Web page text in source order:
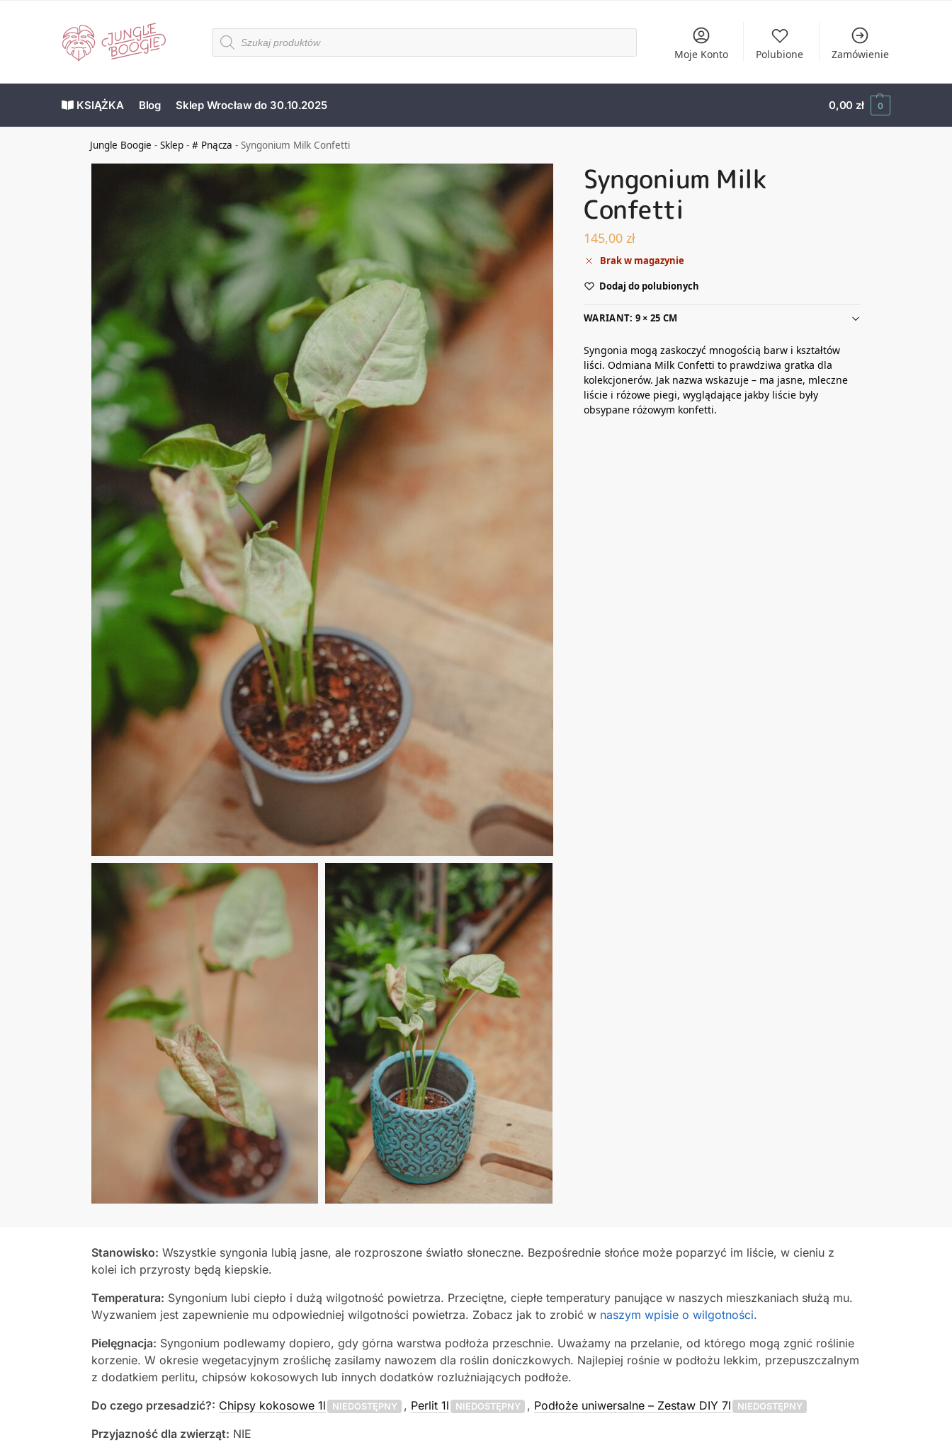
Moje Konto Polubione Zamówienie
KSIĄŻKA Blog Sklep Wrocław do 30.10.2025 0,00 zł 0
Jungle Boogie -Sklep -# Pnącza -Syngonium Milk Confetti
Syngonium Milk
Confetti
145,00 zł
Brak w magazynie
Dodaj do polubionych
WARIANT: 9 × 25 CM
Syngonia mogą zaskoczyć mnogością barw i kształtów
liści. Odmiana Milk Confetti to prawdziwa gratka dla
kolekcjonerów. Jak nazwa wskazuje – ma jasne, mleczne
liście i różowe piegi, wyglądające jakby liście były
obsypane różowym konfetti.
Stanowisko: Wszystkie syngonia lubią jasne, ale rozproszone światło słoneczne. Bezpośrednie słońce może poparzyć im liście, w cieniu z
kolei ich przyrosty będą kiepskie.
Temperatura: Syngonium lubi ciepło i dużą wilgotność powietrza. Przeciętne, ciepłe temperatury panujące w naszych mieszkaniach służą mu.
Wyzwaniem jest zapewnienie mu odpowiedniej wilgotności powietrza. Zobacz jak to zrobić w naszym wpisie o wilgotności.
Pielęgnacja: Syngonium podlewamy dopiero, gdy górna warstwa podłoża przeschnie. Uważamy na przelanie, od którego mogą zgnić roślinie
korzenie. W okresie wegetacyjnym zroślichę zasilamy nawozem dla roślin doniczkowych. Najlepiej rośnie w podłożu lekkim, przepuszczalnym
z dodatkiem perlitu, chipsów kokosowych lub innych dodatków rozluźniających podłoże.
Do czego przesadzić?: Chipsy kokosowe 1l NIEDOSTĘPNY , Perlit 1l NIEDOSTĘPNY , Podłoże uniwersalne – Zestaw DIY 7l NIEDOSTĘPNY
Przyjazność dla zwierząt: NIE